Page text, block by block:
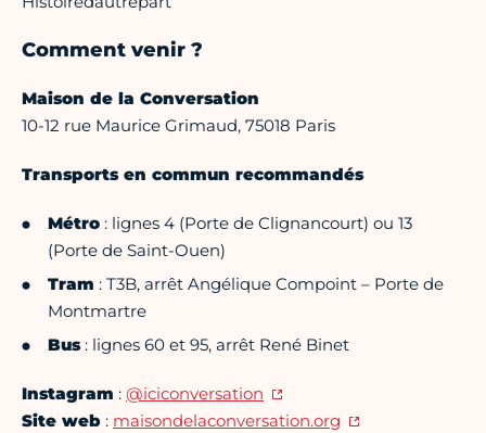
Comment venir ?
Maison de la Conversation
10-12 rue Maurice Grimaud, 75018 Paris
Transports en commun recommandés
Métro : lignes 4 (Porte de Clignancourt) ou 13
(Porte de Saint-Ouen)
Tram : T3B, arrêt Angélique Compoint – Porte de
Montmartre
Bus: lignes 60 et 95, arrêt René Binet
Instagram : @iciconversation
Site web : maisondelaconversation.org